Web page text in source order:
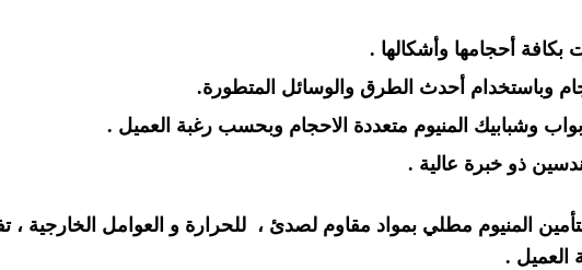
بكافة أحجامها وأشكالها .
وباستخدام أحدث الطرق والوسائل المتطورة.
وشبابيك المنيوم متعددة الاحجام وبحسب رغبة العميل .
ذو خبرة عالية .
بتأمين المنيوم مطلي بمواد مقاوم لصدئ ، للحرارة و العوامل الخارجية ،
العميل .